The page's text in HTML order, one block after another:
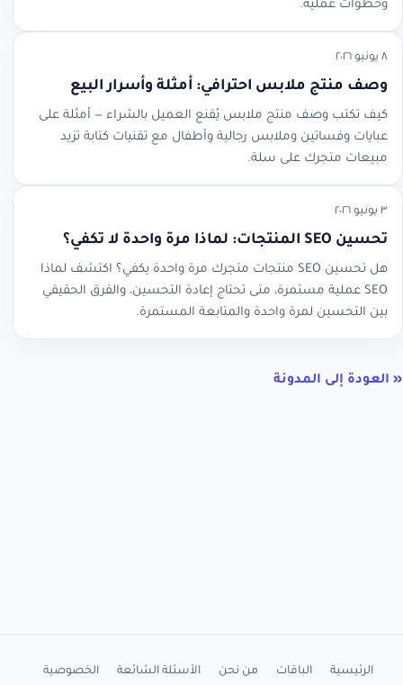
وخطوات عملية.
٨ يونيو ٢٠٢٦
وصف منتج ملابس احترافي: أمثلة وأسرار البيع
كيف تكتب وصف منتج ملابس يُقنع العميل بالشراء — أمثلة على
عبايات وفساتين وملابس رجالية وأطفال مع تقنيات كتابة تزيد
مبيعات متجرك على سلة.
٣ يونيو ٢٠٢٦
تحسين SEO المنتجات: لماذا مرة واحدة لا تكفي؟
هل تحسين SEO منتجات متجرك مرة واحدة يكفي؟ اكتشف لماذا
SEO عملية مستمرة، متى تحتاج إعادة التحسين، والفرق الحقيقي
بين التحسين لمرة واحدة والمتابعة المستمرة.
« العودة إلى المدونة
الرئيسية الباقات من نحن الأسئلة الشائعة الخصوصية